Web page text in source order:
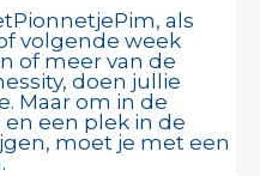
als
volgende week
of meer van de
doen jullie
Maar om in de
een plek in de
moet je met een